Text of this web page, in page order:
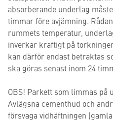
absorberande underlag
timmar före avjämning.
rummets temperatur,
inverkar kraftigt på
kan därför endast betraktas
ska göras senast inom 24
OBS! Parkett som limmas på
Avlägsna cementhud och
försvaga vidhäftningen